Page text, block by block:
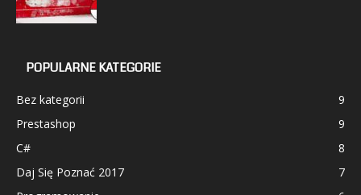
POPULARNE KATEGORIE
Bez kategorii
9
Prestashop
9
C#
8
Daj Się Poznać 2017
7